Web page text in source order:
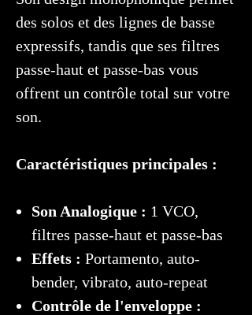
des solos et des lignes de basse
expressifs, tandis que ses filtres
passe-haut et passe-bas vous
offrent un contrôle total sur votre
son.
Caractéristiques principales :
Son Analogique : 1 VCO,
filtres passe-haut et passe-bas
Effets : Portamento, auto-
bender, vibrato, auto-repeat
Contrôle de l'enveloppe :